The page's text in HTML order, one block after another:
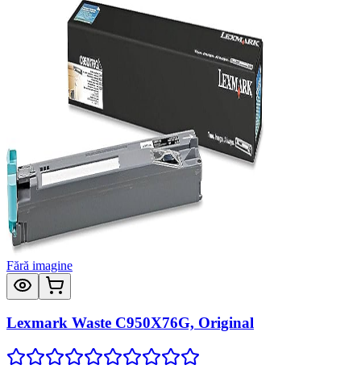
Fără imagine
Lexmark Waste C950X76G, Original